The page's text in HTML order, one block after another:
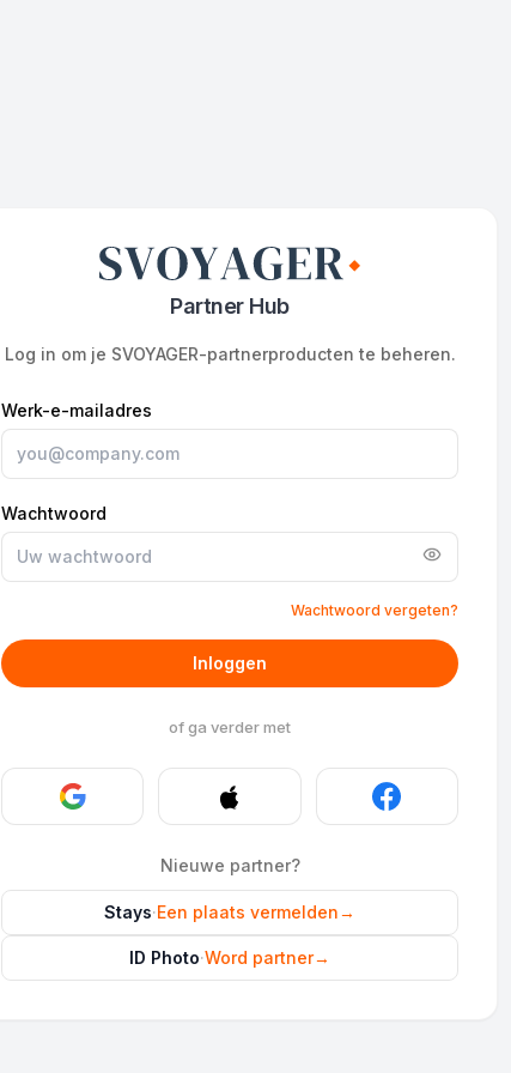
Partner Hub
Log in om je SVOYAGER-partnerproducten te beheren.
Werk-e-mailadres
Wachtwoord
Wachtwoord vergeten?
Inloggen
of ga verder met
Nieuwe partner?
Stays·Een plaats vermelden→
ID Photo·Word partner→